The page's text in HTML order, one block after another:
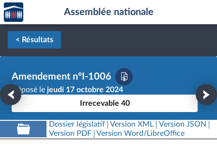
Aller au contenu
Aller en bas de la page
Accèder
à la
page
d'accueil
Assemblée nationale
< Résultats
Amendement n°I-1006
Déposé le jeudi 17 octobre 2024
Irrecevable 40
Dossier législatif Version XML
Version JSON
Version PDF
Version Word/LibreOffice